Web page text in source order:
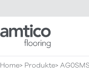
Amtico Flooring
Home Produkte